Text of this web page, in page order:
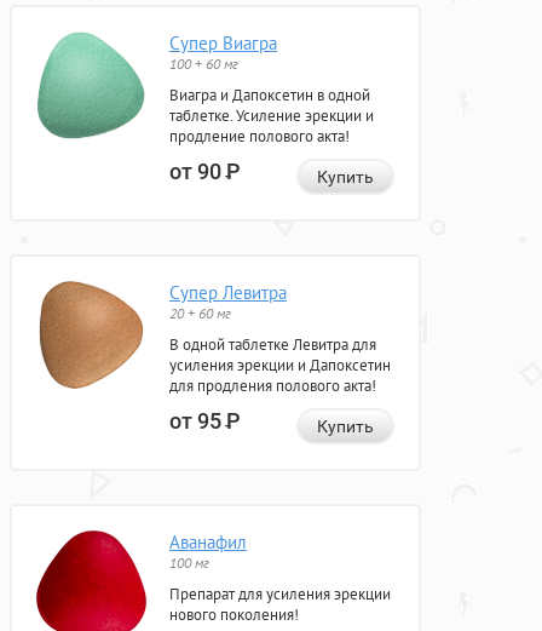
Супер Виагра
100 + 60 мг
Виагра и Дапоксетин в одной
таблетке. Усиление эрекции и
продление полового акта!
от 90Р Купить
Супер Левитра
20 + 60 мг
В одной таблетке Левитра для
усиления эрекции и Дапоксетин
для продления полового акта!
от 95Р Купить
Аванафил
100 мг
Препарат для усиления эрекции
нового поколения!